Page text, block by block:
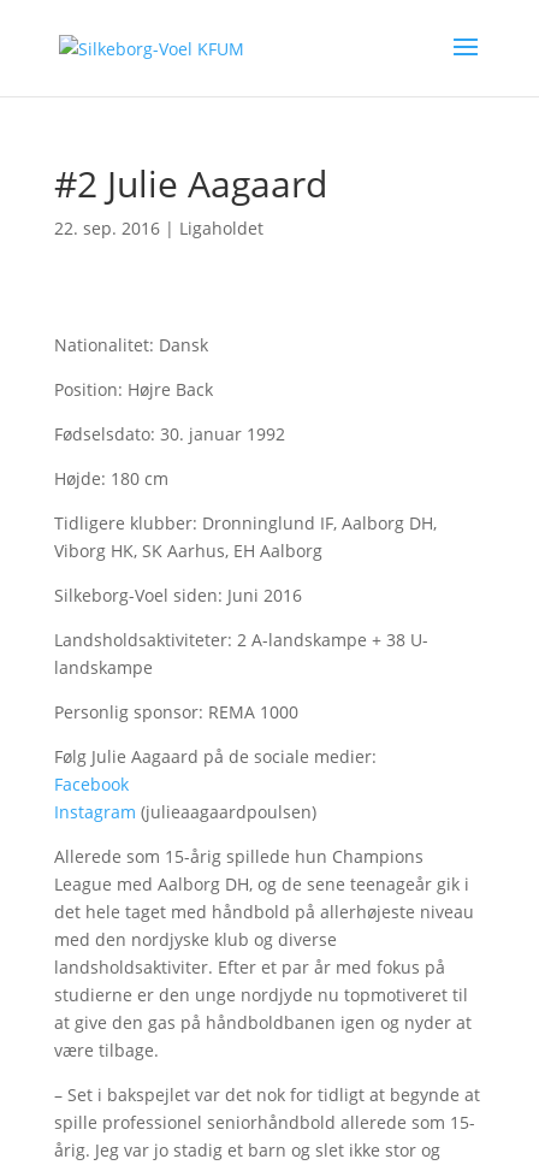
#2 Julie Aagaard
22. sep. 2016| Ligaholdet
Nationalitet: Dansk
Position: Højre Back
Fødselsdato: 30. januar 1992
Højde: 180 cm
Tidligere klubber: Dronninglund IF, Aalborg DH,
Viborg HK, SK Aarhus, EH Aalborg
Silkeborg-Voel siden: Juni 2016
Landsholdsaktiviteter: 2 A-landskampe + 38 U-
landskampe
Personlig sponsor: REMA 1000
Følg Julie Aagaard på de sociale medier:
Facebook
Instagram (julieaagaardpoulsen)
Allerede som 15-årig spillede hun Champions
League med Aalborg DH, og de sene teenageår gik i
det hele taget med håndbold på allerhøjeste niveau
med den nordjyske klub og diverse
landsholdsaktiviter. Efter et par år med fokus på
studierne er den unge nordjyde nu topmotiveret til
at give den gas på håndboldbanen igen og nyder at
være tilbage.
– Set i bakspejlet var det nok for tidligt at begynde at
spille professionel seniorhåndbold allerede som 15-
årig. Jeg var jo stadig et barn og slet ikke stor og